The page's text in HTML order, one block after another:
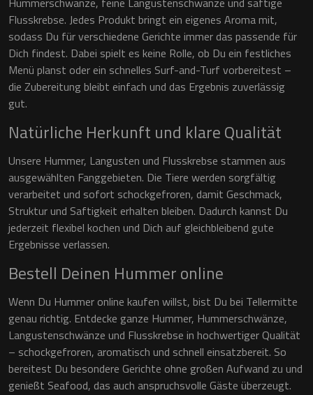
Flusskrebse. Jedes Produkt bringt ein eigenes Aroma mit,
sodass Du für verschiedene Gerichte immer das passende für
Dich findest. Dabei spielt es keine Rolle, ob Du ein festliches
Menü planst oder ein schnelles Surf-and-Turf vorbereitest –
die Zubereitung bleibt einfach und das Ergebnis zuverlässig
gut.
Natürliche Herkunft und klare Qualität
Unsere Hummer, Langusten und Flusskrebse stammen aus
ausgewählten Fanggebieten. Die Tiere werden sorgfältig
verarbeitet und sofort schockgefroren, damit Geschmack,
Struktur und Saftigkeit erhalten bleiben. Dadurch kannst Du
jederzeit flexibel kochen und Dich auf gleichbleibend gute
Ergebnisse verlassen.
Bestell Deinen Hummer online
Wenn Du Hummer online kaufen willst, bist Du bei Tellermitte
genau richtig. Entdecke ganze Hummer, Hummerschwänze,
Langustenschwänze und Flusskrebse in hochwertiger Qualität
– schockgefroren, aromatisch und schnell einsatzbereit. So
bereitest Du besondere Gerichte ohne großen Aufwand zu und
genießt Seafood, das auch anspruchsvolle Gäste überzeugt.